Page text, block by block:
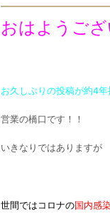
おはようご
お久しぶりの投稿が約4
営業の橋口です！！
いきなりではありますが
世間ではコロナの国内感